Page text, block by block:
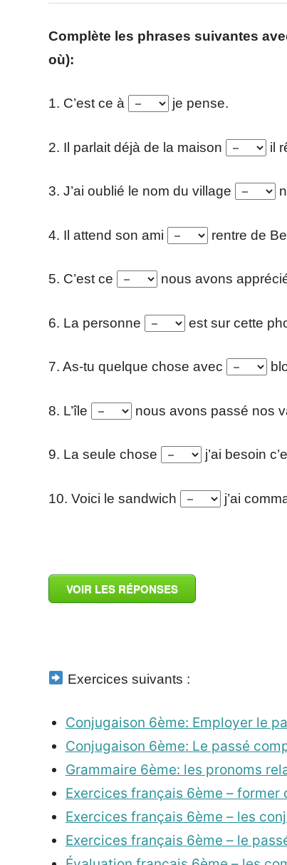
Complète les phrases suivantes
où):
1. C’est ce à je pense.
2. Il parlait déjà de la maison il
3. J’ai oublié le nom du village
4. Il attend son ami rentre de
5. C’est ce nous avons
6. La personne est sur cette
7. As-tu quelque chose avec
8. L’île nous avons passé nos
9. La seule chose j’ai besoin
10. Voici le sandwich j’ai
VOIR LES RÉPONSES
Exercices suivants :
Conjugaison 6ème: Employer le
Conjugaison 6ème: Le passé
Grammaire 6ème: les pronoms
Exercices français 6ème – former
Exercices français 6ème – les
Exercices français 6ème – le